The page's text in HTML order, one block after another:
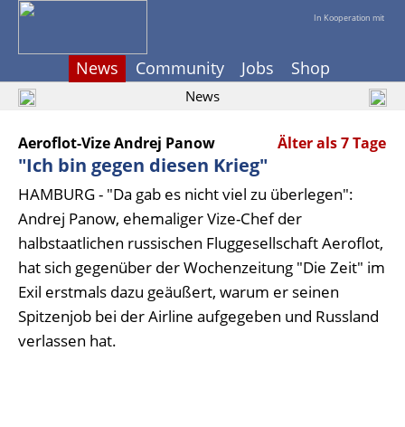
In Kooperation mit
News Community Jobs Shop
News
Aeroflot-Vize Andrej Panow Älter als 7 Tage
"Ich bin gegen diesen Krieg"
HAMBURG - "Da gab es nicht viel zu überlegen":
Andrej Panow, ehemaliger Vize-Chef der
halbstaatlichen russischen Fluggesellschaft Aeroflot,
hat sich gegenüber der Wochenzeitung "Die Zeit" im
Exil erstmals dazu geäußert, warum er seinen
Spitzenjob bei der Airline aufgegeben und Russland
verlassen hat.